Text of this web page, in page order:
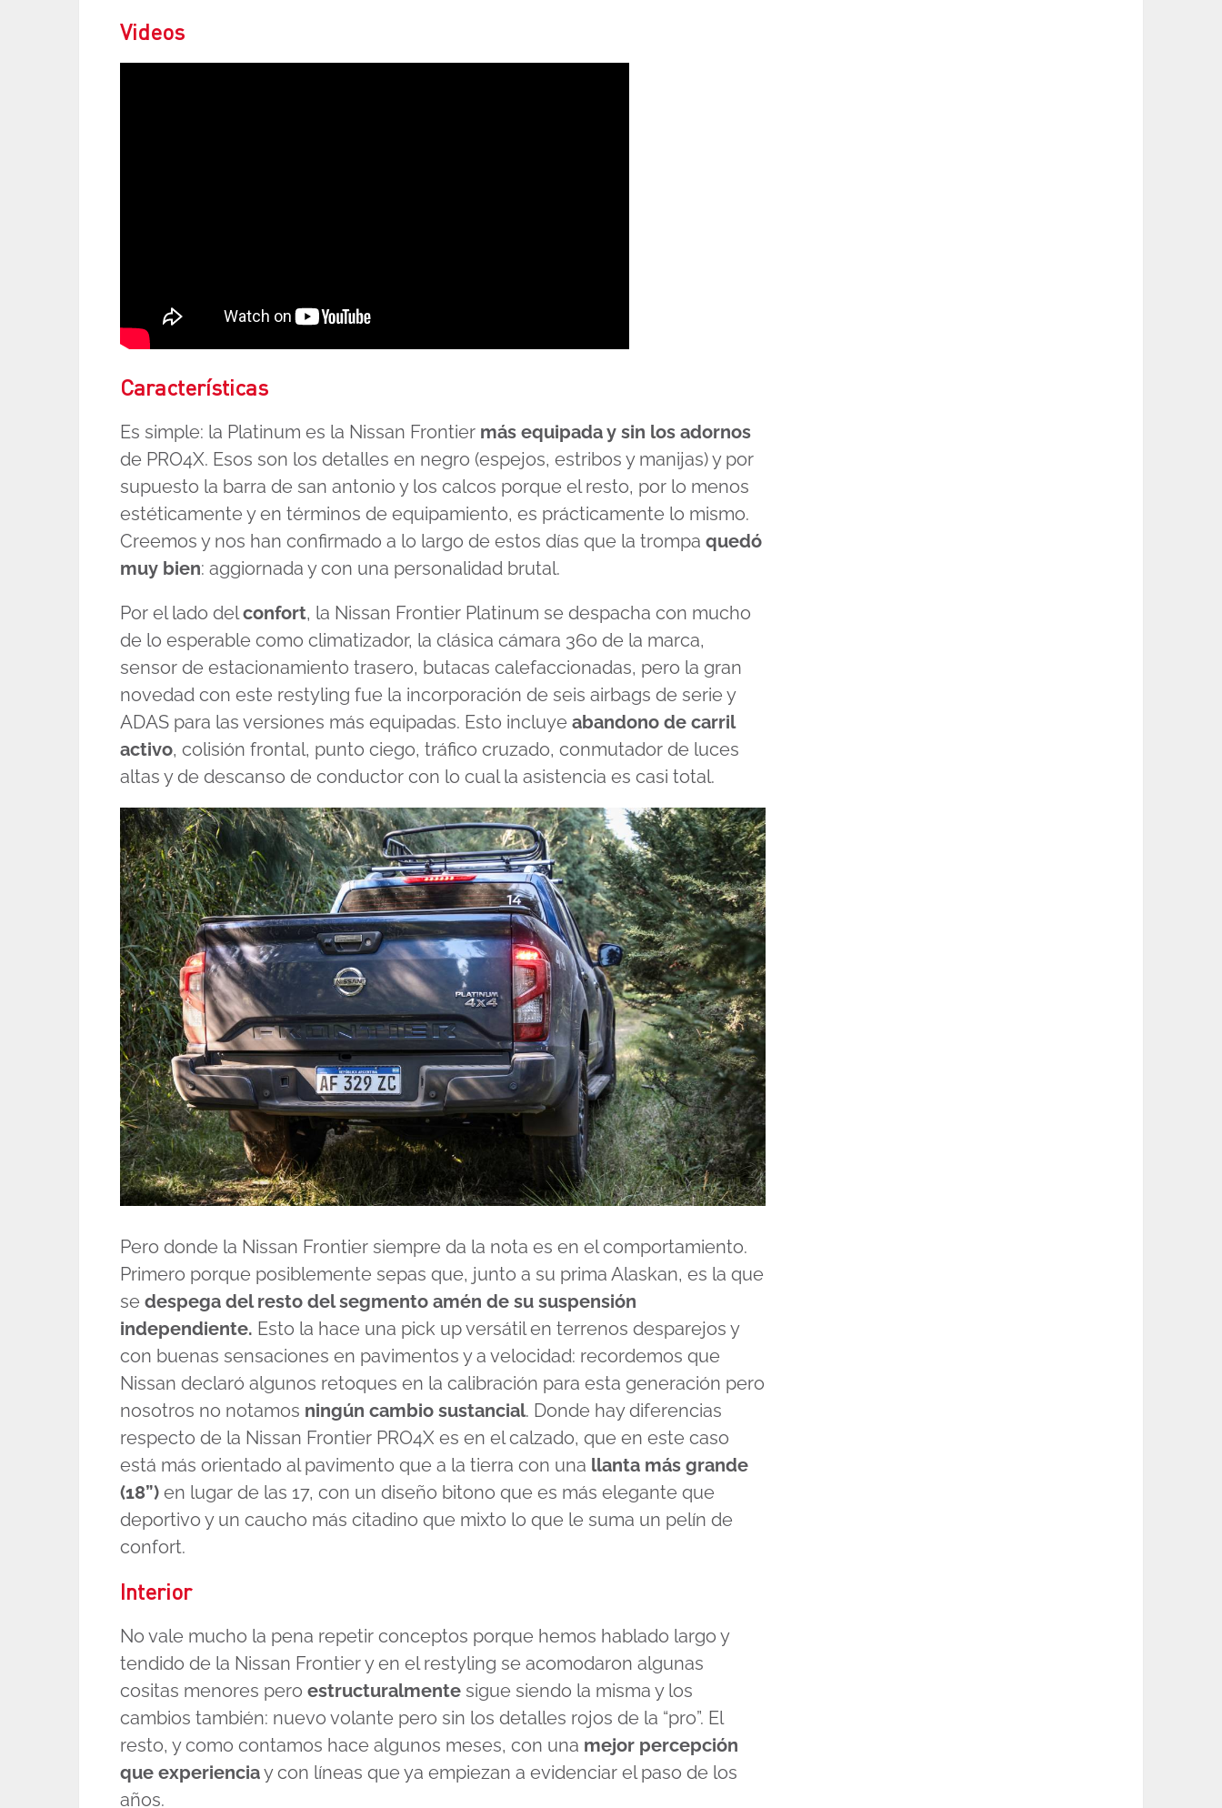
Videos
Características
Es simple: la Platinum es la Nissan Frontier más equipada y sin los adornos
de PRO4X. Esos son los detalles en negro (espejos, estribos y manijas) y por
supuesto la barra de san antonio y los calcos porque el resto, por lo menos
estéticamente y en términos de equipamiento, es prácticamente lo mismo.
Creemos y nos han confirmado a lo largo de estos días que la trompa quedó
muy bien: aggiornada y con una personalidad brutal.
Por el lado delconfort, la Nissan Frontier Platinum se despacha con mucho
de lo esperable como climatizador, la clásica cámara 360 de la marca,
sensor de estacionamiento trasero, butacas calefaccionadas, pero la gran
novedad con este restyling fue la incorporación de seis airbags de serie y
ADAS para las versiones más equipadas. Esto incluye abandono de carril
activo, colisión frontal, punto ciego, tráfico cruzado, conmutador de luces
altas y de descanso de conductor con lo cual la asistencia es casi total.
Pero donde la Nissan Frontier siempre da la nota es en el comportamiento.
Primero porque posiblemente sepas que, junto a su prima Alaskan, es la que
se despega del resto del segmento amén de su suspensión
independiente. Esto la hace una pick up versátil en terrenos desparejos y
con buenas sensaciones en pavimentos y a velocidad: recordemos que
Nissan declaró algunos retoques en la calibración para esta generación pero
nosotros no notamos ningún cambio sustancial. Donde hay diferencias
respecto de la Nissan Frontier PRO4X es en el calzado, que en este caso
está más orientado al pavimento que a la tierra con una llanta más grande
(18”) en lugar de las 17, con un diseño bitono que es más elegante que
deportivo y un caucho más citadino que mixto lo que le suma un pelín de
confort.
Interior
No vale mucho la pena repetir conceptos porque hemos hablado largo y
tendido de la Nissan Frontier y en el restyling se acomodaron algunas
cositas menores pero estructuralmente sigue siendo la misma y los
cambios también: nuevo volante pero sin los detalles rojos de la “pro”. El
resto, y como contamos hace algunos meses, con una mejor percepción
que experienciay con líneas que ya empiezan a evidenciar el paso de los
años.